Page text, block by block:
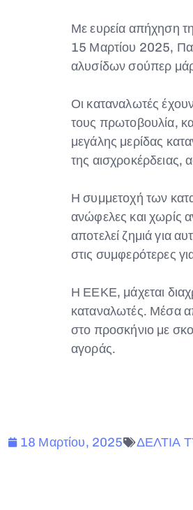
Με ευρεία απήχηση
15 Μαρτίου 2025,
αλυσίδων σούπερ
Οι καταναλωτές
τους πρωτοβουλία,
μεγάλης μερίδας
της αισχροκέρδειας,
Η συμμετοχή των
ανώφελες και χωρίς
αποτελεί ζημιά για
στις συμφερότερες
Η ΕΕΚΕ, μάχεται
καταναλωτές. Μέσα
στο προσκήνιο με
αγοράς.
18 Μαρτίου, 2025 ΔΕΛΤΙΑ